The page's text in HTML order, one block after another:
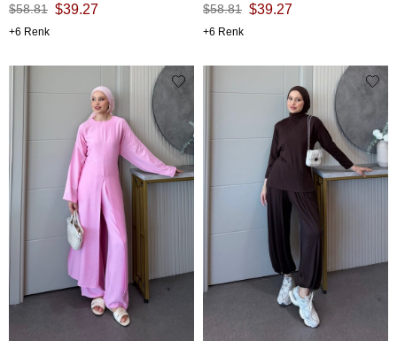
$39.27
$58.81
6
$39.27
$58.81
6